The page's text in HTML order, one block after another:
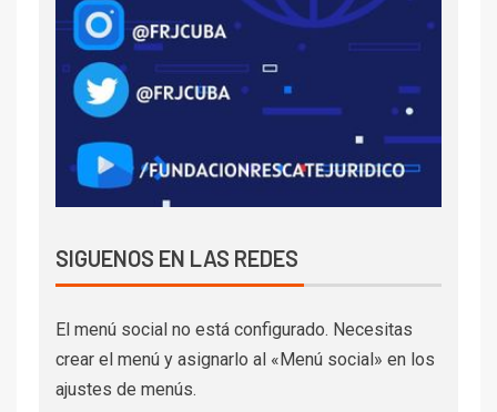
SIGUENOS EN LAS REDES
El menú social no está configurado. Necesitas
crear el menú y asignarlo al «Menú social» en los
ajustes de menús.